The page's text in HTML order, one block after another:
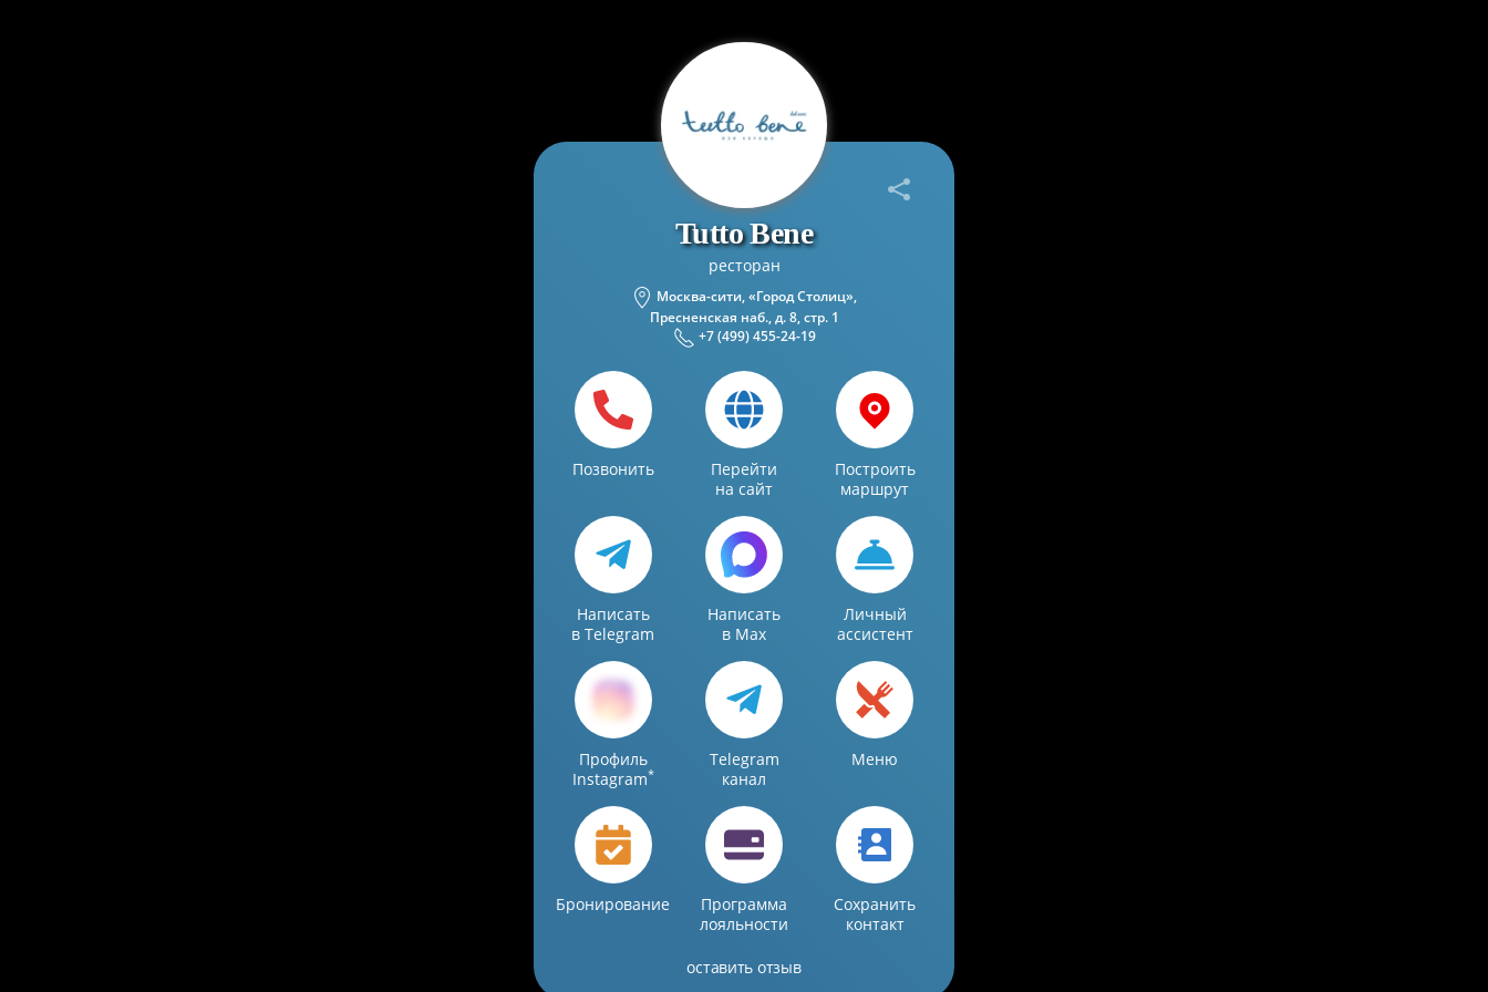
Tutto Bene
ресторан
Москва-сити, «Город Столиц»,
Пресненская наб., д. 8, cтр. 1
+7 (499) 455-24-19
Позвонить
Перейти
на сайт
Построить
маршрут
Написать
в Telegram
Написать
в Max
Личный
ассистент
Профиль
Instagram*
Telegram
канал
Меню
Бронирование
Программа
лояльности
Сохранить
контакт
оставить отзыв